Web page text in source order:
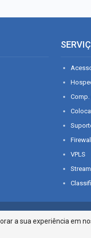
Comp.
Firewall
VPLS
Todos os direitos reservados.
a sua experiência em